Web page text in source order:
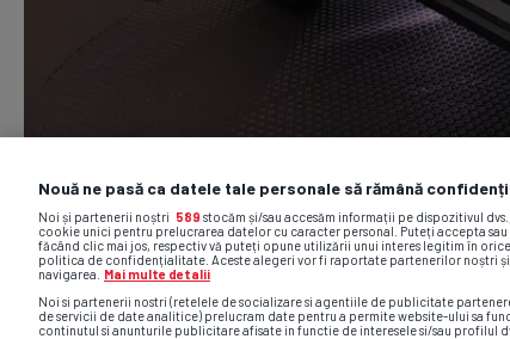
Nouă ne pasă ca datele tale personale să rămână
Noi și partenerii noștri 589 stocăm și/sau accesăm informații pe dispozitivul
cookie unici pentru prelucrarea datelor cu caracter personal. Puteți accepta sau
făcând clic mai jos, respectiv vă puteți opune utilizării unui interes legitim în
politica de confidențialitate. Aceste alegeri vor fi raportate partenerilor noștri și
navigarea.
Mai multe detalii
Noi si partenerii nostri (retelele de socializare si agentiile de publicitate
de servicii de date analitice) prelucram date pentru a permite website-ului sa
continutul si anunturile publicitare afisate in functie de interesele si/sau profilul